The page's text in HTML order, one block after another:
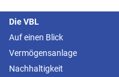
Die VBL
Auf einen Blick
Vermögensanlage
Nachhaltigkeit